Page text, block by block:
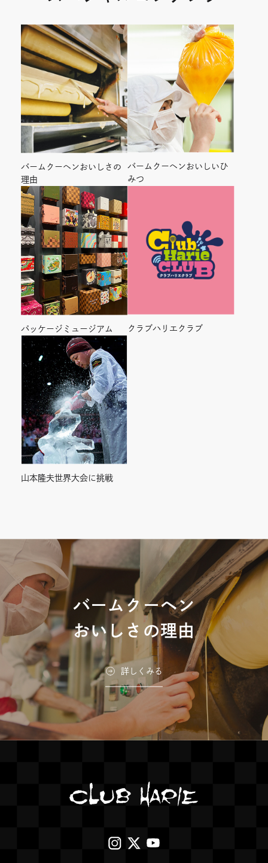
バームクーヘンおいしさの
理由
バームクーヘンおいしいひ
みつ
パッケージミュージアム クラブハリエクラブ
山本隆夫世界大会に挑戦
バームクーヘン
おいしさの理由
詳しくみる
外
外
外